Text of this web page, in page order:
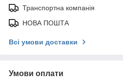
Транспортна компанія
НОВА ПОШТА
Всі умови доставки
Умови оплати